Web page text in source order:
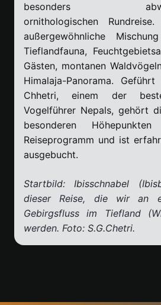
besonders
ornithologischen
außergewöhnliche
Tieflandfauna,
Gästen, montanen
Himalaja-Panorama.
Chhetri, einem der
Vogelführer Nepals, gehört
besonderen
Reiseprogramm und ist
ausgebucht.
Startbild: Ibisschnabel
dieser Reise, die wir an
Gebirgsfluss im Tiefland
werden. Foto: S.G.Chetri.